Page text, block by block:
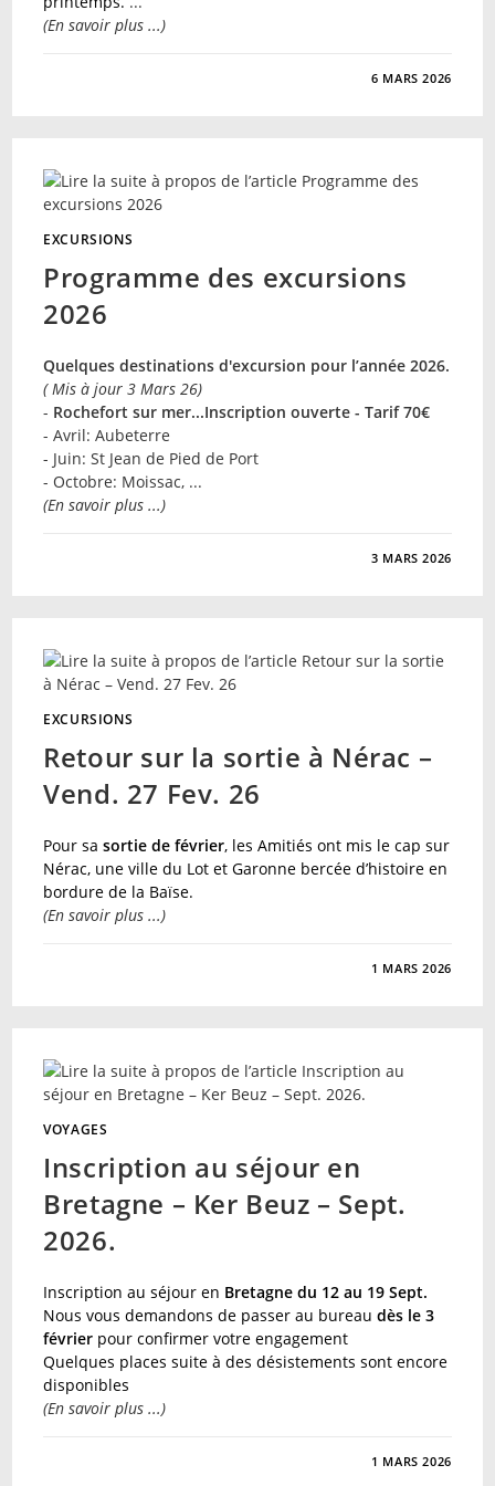
(En savoir plus ...)
26
6 MARS 2026
EXCURSIONS
Programme des excursions
2026
Quelques destinations d'excursion pour l’année 2026.
( Mis à jour 3 Mars 26)
- Rochefort sur mer...Inscription ouverte - Tarif 70€
- Avril: Aubeterre
- Juin: St Jean de Pied de Port
- Octobre: Moissac, ...
(En savoir plus ...)
3 MARS 2026
EXCURSIONS
Retour sur la sortie à Nérac –
Vend. 27 Fev. 26
Pour sasortie de février, les Amitiés ont mis le cap sur
Nérac, une ville du Lot et Garonne bercée d’histoire en
bordure de la Baïse.
(En savoir plus ...)
–
VEND.
27
1 MARS 2026
VOYAGES
Inscription au séjour en
Bretagne – Ker Beuz – Sept.
2026.
Inscription au séjour en Bretagne du 12 au 19 Sept.
Nous vous demandons de passer au bureaudès le 3
février pour confirmer votre engagement
Quelques places suite à des désistements sont encore
disponibles
(En savoir plus ...)
1 MARS 2026